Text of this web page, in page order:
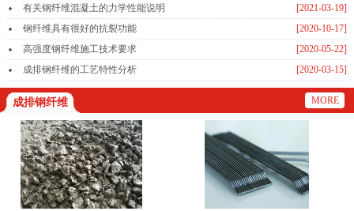
[2021-03-19]
有关钢纤维混凝土的力学性能说明
[2020-10-17]
钢纤维具有很好的抗裂功能
[2020-05-22]
高强度钢纤维施工技术要求
[2020-03-15]
成排钢纤维的工艺特性分析
成排钢纤维 MORE